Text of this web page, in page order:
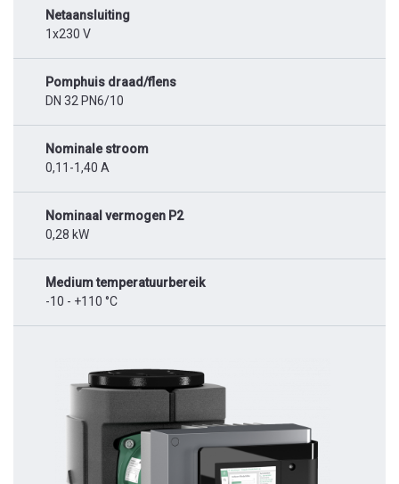
Netaansluiting
1x230 V
Pomphuis draad/flens
DN 32 PN6/10
Nominale stroom
0,11-1,40 A
Nominaal vermogen P2
0,28 kW
Medium temperatuurbereik
-10 - +110 °C